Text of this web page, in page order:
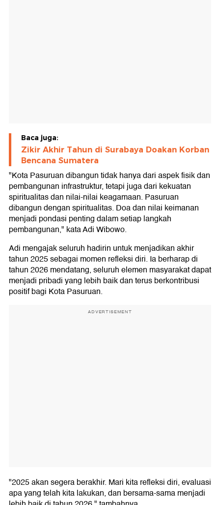
Baca juga:
Zikir Akhir Tahun di Surabaya Doakan Korban
Bencana Sumatera
"Kota Pasuruan dibangun tidak hanya dari aspek fisik dan
pembangunan infrastruktur, tetapi juga dari kekuatan
spiritualitas dan nilai-nilai keagamaan. Pasuruan
dibangun dengan spiritualitas. Doa dan nilai keimanan
menjadi pondasi penting dalam setiap langkah
pembangunan," kata Adi Wibowo.
Adi mengajak seluruh hadirin untuk menjadikan akhir
tahun 2025 sebagai momen refleksi diri. Ia berharap di
tahun 2026 mendatang, seluruh elemen masyarakat dapat
menjadi pribadi yang lebih baik dan terus berkontribusi
positif bagi Kota Pasuruan.
ADVERTISEMENT
"2025 akan segera berakhir. Mari kita refleksi diri, evaluasi
apa yang telah kita lakukan, dan bersama-sama menjadi